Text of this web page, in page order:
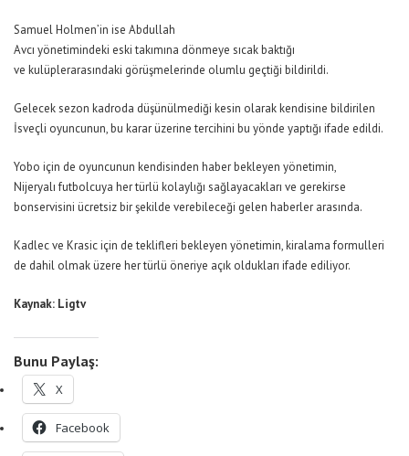
Samuel Holmen’in ise Abdullah
Avcı yönetimindeki eski takımına dönmeye sıcak baktığı
ve kulüplerarasındaki görüşmelerinde olumlu geçtiği bildirildi.
Gelecek sezon kadroda düşünülmediği kesin olarak kendisine bildirilen
İsveçli oyuncunun, bu karar üzerine tercihini bu yönde yaptığı ifade edildi.
Yobo için de oyuncunun kendisinden haber bekleyen yönetimin,
Nijeryalı futbolcuya her türlü kolaylığı sağlayacakları ve gerekirse
bonservisini ücretsiz bir şekilde verebileceği gelen haberler arasında.
Kadlec ve Krasic için de teklifleri bekleyen yönetimin, kiralama formulleri
de dahil olmak üzere her türlü öneriye açık oldukları ifade ediliyor.
Kaynak: Ligtv
Bunu Paylaş:
X
Facebook